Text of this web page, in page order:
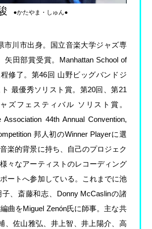
●かたやま・しゅん●
市川市出身。国立音楽大学ジャズ専
矢田部賞受賞。Manhattan School of
修了。第46回 山野ビッグバンドジ
最優秀ソリスト賞。第20回、第21
ズフェスティバル ソリスト賞。
Association 44th Annual Convention,
邦人初のWinner Playerに選
楽的背景に持ち、自己のプロジェク
々なアーティストのレコーディング
ートへ参加している。これまでに池
、斎藤和志、Donny McCaslinの諸
曲をMiguel Zenón氏に師事。主な共
、佐山雅弘、井上智、井上陽介、高